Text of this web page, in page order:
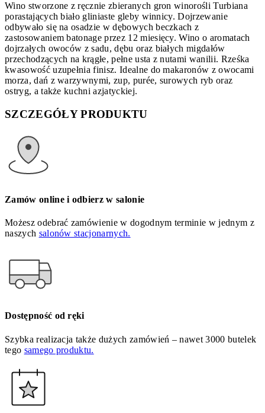
Wino stworzone z ręcznie zbieranych gron winorośli Turbiana
porastających biało gliniaste gleby winnicy. Dojrzewanie
odbywało się na osadzie w dębowych beczkach z
zastosowaniem batonage przez 12 miesięcy. Wino o aromatach
dojrzałych owoców z sadu, dębu oraz białych migdałów
przechodzących na krągłe, pełne usta z nutami wanilii. Rześka
kwasowość uzupełnia finisz. Idealne do makaronów z owocami
morza, dań z warzywnymi, zup, purée, surowych ryb oraz
ostryg, a także kuchni azjatyckiej.
SZCZEGÓŁY PRODUKTU
Zamów online i odbierz w salonie
Możesz odebrać zamówienie w dogodnym terminie w jednym z
naszych salonów stacjonarnych.
Dostępność od ręki
Szybka realizacja także dużych zamówień – nawet 3000 butelek
tego samego produktu.